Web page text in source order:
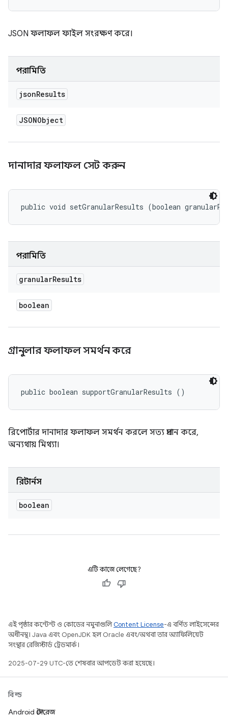
JSON ফলাফল ফাইল সংরক্ষণ করে।
পরামিতি
jsonResults
JSONObject
দানাদার ফলাফল সেট করুন
public void setGranularResults (boolean
পরামিতি
granularResults
boolean
গ্রানুলার ফলাফল সমর্থন করে
public boolean supportGranularResults ()
রিপোর্টার দানাদার ফলাফল সমর্থন করলে সত্য প্রদান করে,
অন্যথায় মিথ্যা।
রিটার্নস
boolean
এটি কাজে লেগেছে?
এই পৃষ্ঠার কন্টেন্ট ও কোডের নমুনাগুলিContent License-এ বর্ণিত লাইসেন্সের
অধীনস্থ। Java এবং OpenJDK হল Oracle এবং/অথবা তার অ্যাফিলিয়েট
সংস্থার রেজিস্টার্ড ট্রেডমার্ক।
2025-07-29 UTC-তে শেষবার আপডেট করা হয়েছে।
বিল্ড
Android স্টোরেজ